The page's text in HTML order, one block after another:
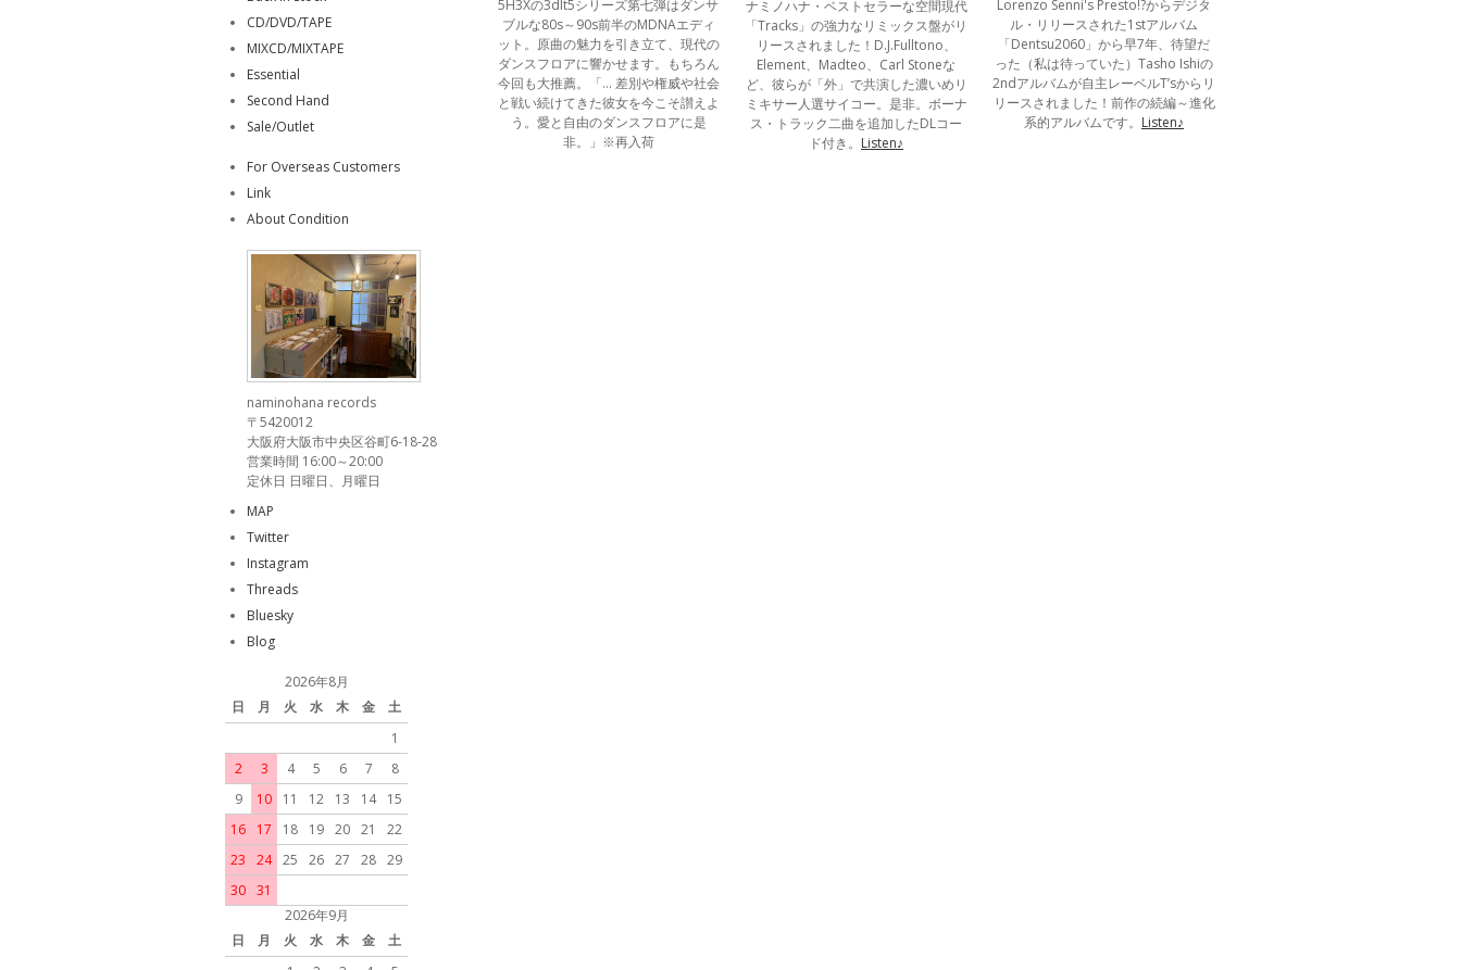
5H3Xの3dIt5シリーズ第七弾はダンサ
ブルな80s～90s前半のMDNAエディ
ット。原曲の魅力を引き立て、現代の
ダンスフロアに響かせます。もちろん
今回も大推薦。「… 差別や権威や社会
と戦い続けてきた彼女を今こそ讃えよ
う。愛と自由のダンスフロアに是
非。」※再入荷
ナミノハナ・ベストセラーな空間現代
「Tracks」の強力なリミックス盤がリ
リースされました！D.J.Fulltono、
Element、Madteo、Carl Stoneな
ど、彼らが「外」で共演した濃いめリ
ミキサー人選サイコー。是非。ボーナ
ス・トラック二曲を追加したDLコー
ド付き。 Listen♪
Lorenzo Senni's Presto!?からデジタ
ル・リリースされた1stアルバム
「Dentsu2060」から早7年、待望だ
った（私は待っていた）Tasho Ishiの
2ndアルバムが自主レーベルT’sからリ
リースされました！前作の続編～進化
系的アルバムです。 Listen♪
CD/DVD/TAPE
MIXCD/MIXTAPE
Essential
Second Hand
Sale/Outlet
For Overseas Customers
Link
About Condition
naminohana records
〒5420012
大阪府大阪市中央区谷町6-18-28
営業時間 16:00～20:00
定休日 日曜日、月曜日
MAP
Twitter
Instagram
Threads
Bluesky
Blog
2026年8月
日
月 火 水 木 金
土
1
2
3 4 5 6 7
8
9
10 11 12 13 14
15
16
17 18 19 20 21
22
23
24 25 26 27 28 29
30 31
2026年9月
日
月 火 水 木 金
土